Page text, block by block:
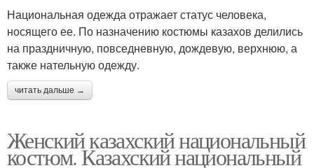
Национальная одежда отражает статус человека,
носящего ее. По назначению костюмы казахов делились
на праздничную, повседневную, дождевую, верхнюю, а
также нательную одежду.
читать дальше →
Женский казахский национальный
костюм. Казахский национальный